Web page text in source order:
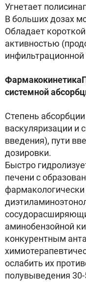
Угнетает
В больших дозах
Обладает
активностью
инфильтрационной
системной
Степень
васкуляризации и
введения), пути
дозировки.
Быстро
печени с
аминобензойной
конкурентным
ослабить их
полувыведения